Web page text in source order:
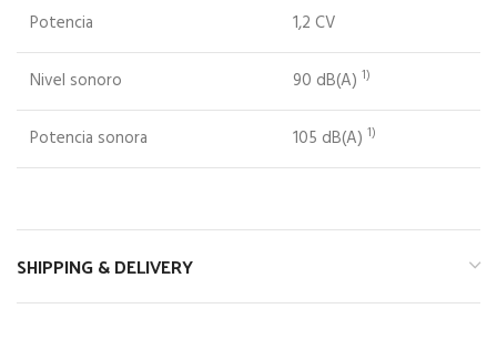
Potencia 1,2 CV
Nivel sonoro 90 dB(A) 1)
Potencia sonora 105 dB(A) 1)
SHIPPING & DELIVERY